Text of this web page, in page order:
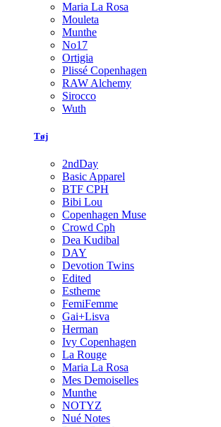
Maria La Rosa
Mouleta
Munthe
No17
Ortigia
Plissé Copenhagen
RAW Alchemy
Sirocco
Wuth
Tøj
2ndDay
Basic Apparel
BTF CPH
Bibi Lou
Copenhagen Muse
Crowd Cph
Dea Kudibal
DAY
Devotion Twins
Edited
Estheme
FemiFemme
Gai+Lisva
Herman
Ivy Copenhagen
La Rouge
Maria La Rosa
Mes Demoiselles
Munthe
NOTYZ
Nué Notes